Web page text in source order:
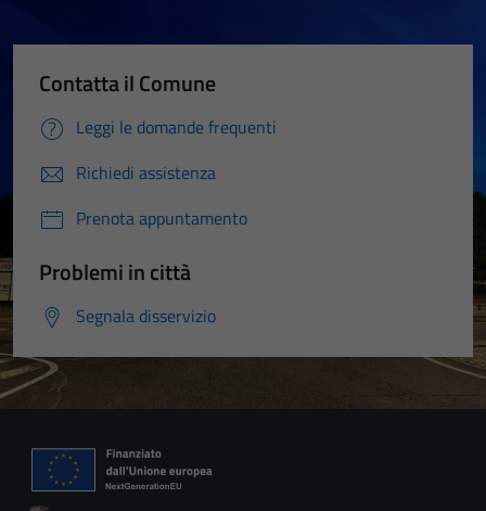
Contatta il Comune
Leggi le domande frequenti
Richiedi assistenza
Prenota appuntamento
Problemi in città
Segnala disservizio